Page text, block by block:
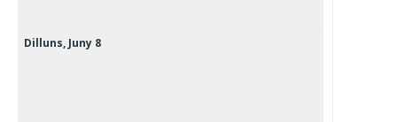
Dilluns, Juny 8